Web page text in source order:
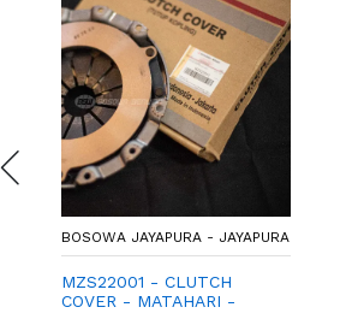
BOSOWA JAYAPURA - JAYAPURA
MZS22001 - CLUTCH
COVER - MATAHARI -